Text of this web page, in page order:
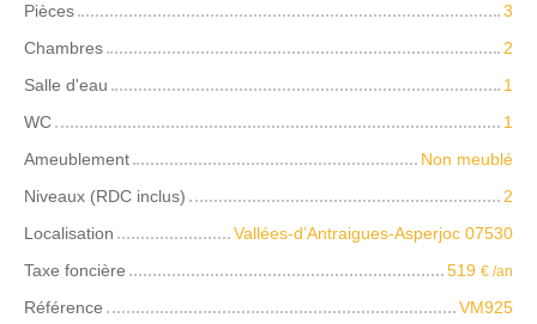
Pièces
3
Chambres
2
Salle d'eau
1
WC
1
Ameublement
Non meublé
Niveaux (RDC inclus)
2
Localisation
Vallées-d’Antraigues-Asperjoc 07530
Taxe foncière
519 € /an
Référence VM925